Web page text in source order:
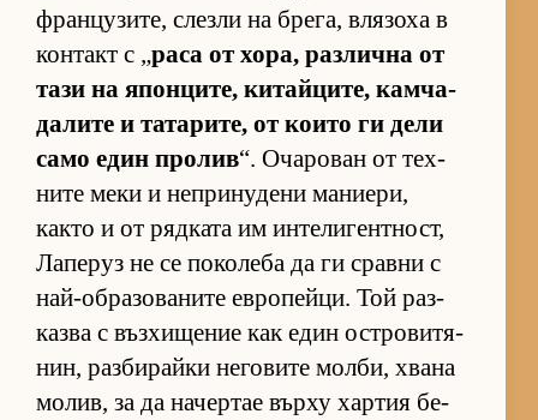
фран­цу­зи­те, слезли на бре­га, вля­зоха в
кон­такт с „раса от хо­ра, раз­лична от
тази на япон­ци­те, ки­тай­ци­те, кам­ча­
да­лите и та­та­ри­те, от ко­ито ги дели
само един про­лив“. Оча­ро­ван от тех­
ните меки и неп­ри­ну­дени ма­ни­е­ри,
както и от ряд­ката им ин­те­ли­ген­т­ност,
Ла­пе­руз не се по­ко­леба да ги сравни с
най-об­ра­зо­ва­ните ев­ро­пей­ци. Той раз­
казва с въз­хи­ще­ние как един ос­т­ро­ви­тя­
нин, раз­би­райки не­го­вите мол­би, хвана
мо­лив, за да на­чер­тае върху хар­тия бе­